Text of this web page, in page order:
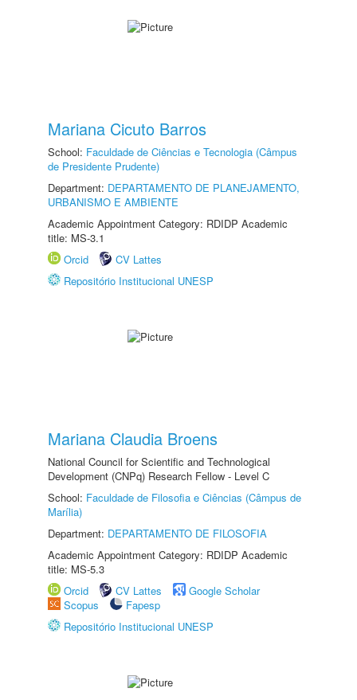
Mariana Cicuto Barros
School: Faculdade de Ciências e Tecnologia (Câmpus
de Presidente Prudente)
Department: DEPARTAMENTO DE PLANEJAMENTO,
URBANISMO E AMBIENTE
Academic Appointment Category: RDIDP Academic
title: MS-3.1
Orcid
CV Lattes
Repositório Institucional UNESP
Mariana Claudia Broens
National Council for Scientific and Technological
Development (CNPq) Research Fellow - Level C
School: Faculdade de Filosofia e Ciências (Câmpus de
Marília)
Department: DEPARTAMENTO DE FILOSOFIA
Academic Appointment Category: RDIDP Academic
title: MS-5.3
Orcid
CV Lattes
Google Scholar
Scopus
Fapesp
Repositório Institucional UNESP